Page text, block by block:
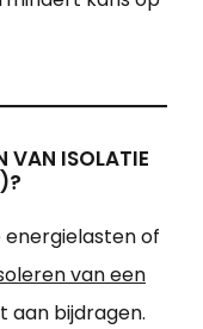
VAN ISOLATIE
energielasten of
van een
aan bijdragen.